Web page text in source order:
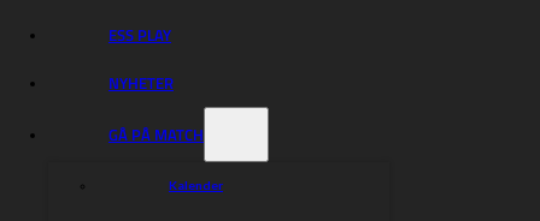
ESS PLAY
NYHETER
GÅ PÅ MATCH
Kalender